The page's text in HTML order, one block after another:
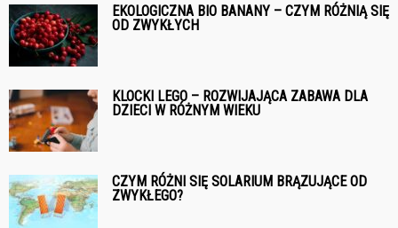
EKOLOGICZNA BIO BANANY – CZYM RÓŻNIĄ SIĘ
OD ZWYKŁYCH
KLOCKI LEGO – ROZWIJAJĄCA ZABAWA DLA
DZIECI W RÓŻNYM WIEKU
CZYM RÓŻNI SIĘ SOLARIUM BRĄZUJĄCE OD
ZWYKŁEGO?